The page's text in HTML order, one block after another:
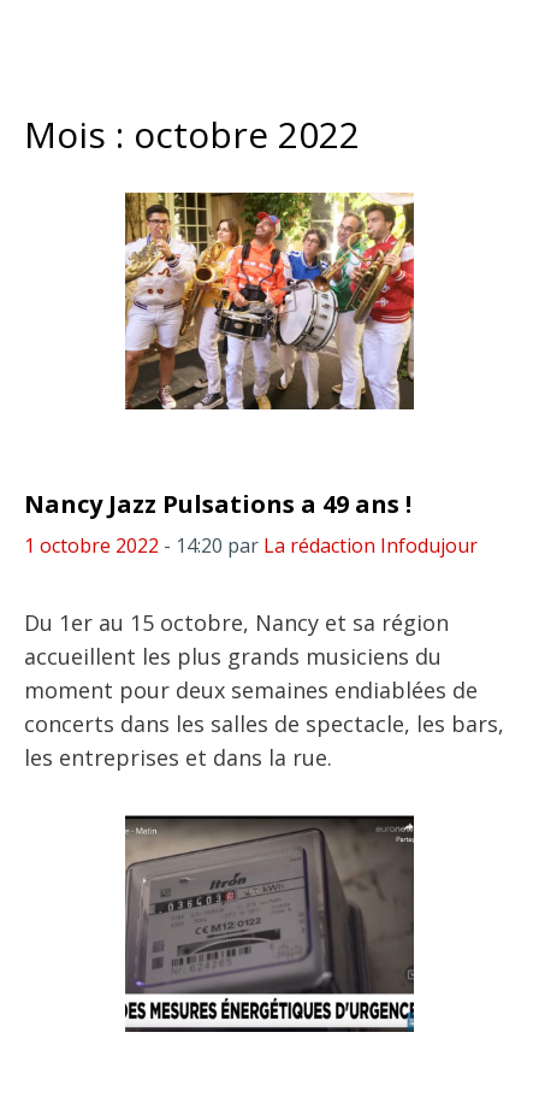
Mois : octobre 2022
Nancy Jazz Pulsations a 49 ans !
1 octobre 2022 - 14:20 par La rédaction Infodujour
Du 1er au 15 octobre, Nancy et sa région
accueillent les plus grands musiciens du
moment pour deux semaines endiablées de
concerts dans les salles de spectacle, les bars,
les entreprises et dans la rue.